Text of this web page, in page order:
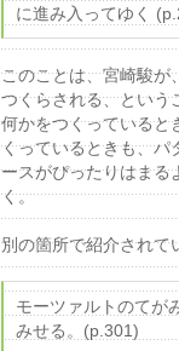
に進み入ってゆく
このことは、宮崎駿が
つくらされる、という
何かをつくっていると
くっているときも、パ
ースがぴったりはまる
く。
別の箇所で紹介されて
モーツァルトのて
みせる。(p.301)